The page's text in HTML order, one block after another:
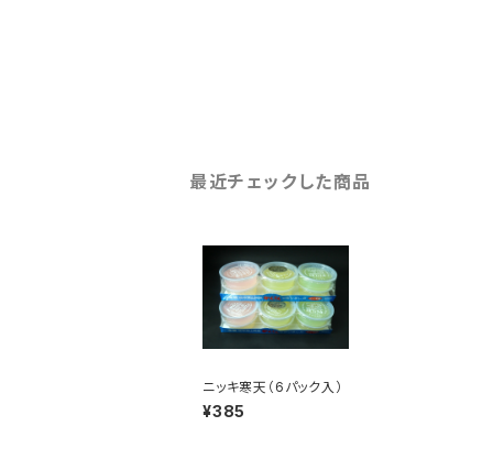
最近チェックした商品
ニッキ寒天（6パック入）
¥385